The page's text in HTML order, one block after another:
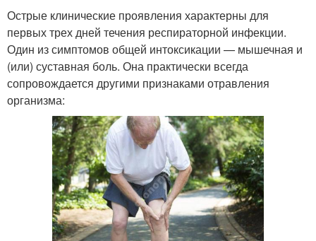
Острые клинические проявления характерны для
первых трех дней течения респираторной инфекции.
Один из симптомов общей интоксикации — мышечная и
(или) суставная боль. Она практически всегда
сопровождается другими признаками отравления
организма: